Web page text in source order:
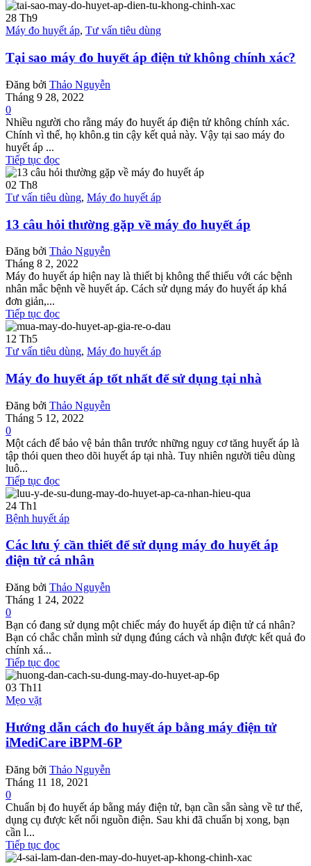
28 Th9
Máy đo huyết áp, Tư vấn tiêu dùng
Tại sao máy đo huyết áp điện tử không chính xác?
Đăng bởi Thảo Nguyễn
Tháng 9 28, 2022
0
Nhiều người cho rằng máy đo huyết áp điện tử không chính xác.
Chính vì thế, họ khôn.g tin cậy kết quả này. Vậy tại sao máy đo
huyết áp ...
Tiếp tục đọc
02 Th8
Tư vấn tiêu dùng, Máy đo huyết áp
13 câu hỏi thường gặp về máy đo huyết áp
Đăng bởi Thảo Nguyễn
Tháng 8 2, 2022
Máy đo huyết áp hiện nay là thiết bị không thể thiếu với các bệnh
nhân mắc bệnh về huyết áp. Cách sử dụng máy đo huyết áp khá
đơn giản,...
Tiếp tục đọc
12 Th5
Tư vấn tiêu dùng, Máy đo huyết áp
Máy đo huyết áp tốt nhất để sử dụng tại nhà
Đăng bởi Thảo Nguyễn
Tháng 5 12, 2022
0
Một cách để bảo vệ bản thân trước những nguy cơ tăng huyết áp là
tập thói quen theo dõi huyết áp tại nhà. Tuy nhiên người tiêu dùng
luô...
Tiếp tục đọc
24 Th1
Bệnh huyết áp
Các lưu ý cần thiết để sử dụng máy đo huyết áp
điện tử cá nhân
Đăng bởi Thảo Nguyễn
Tháng 1 24, 2022
0
Bạn có đang sử dụng một chiếc máy đo huyết áp điện tử cá nhân?
Bạn có chắc chắn mình sử dụng đúng cách và nhận được kết quả đo
chính xá...
Tiếp tục đọc
03 Th11
Mẹo vặt
Hướng dẫn cách đo huyết áp bằng máy điện tử
iMediCare iBPM-6P
Đăng bởi Thảo Nguyễn
Tháng 11 18, 2021
0
Chuẩn bị đo huyết áp bằng máy điện tử, bạn cần sẵn sàng về tư thế,
dụng cụ được kết nối nguồn điện. Sau khi đã chuẩn bị xong, bạn
cần l...
Tiếp tục đọc